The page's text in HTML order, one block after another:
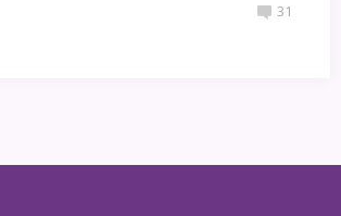
31